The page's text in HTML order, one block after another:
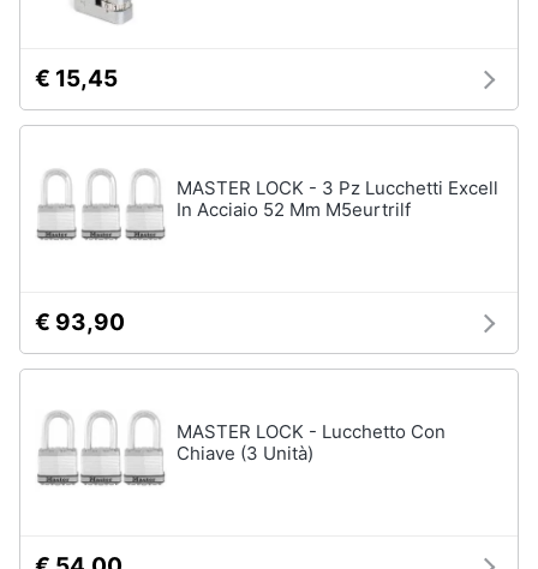
€ 15,45
MASTER LOCK - 3 Pz Lucchetti Excell
In Acciaio 52 Mm M5eurtrilf
€ 93,90
MASTER LOCK - Lucchetto Con
Chiave (3 Unità)